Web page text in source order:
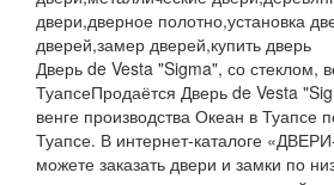
двери,дверное полотно,установка
дверей,замер дверей,купить дверь
Дверь de Vesta "Sigma", со стеклом,
ТуапсеПродаётся Дверь de Vesta
венге производства Океан в Туапсе
Туапсе. В интернет-каталоге
можете заказать двери и замки по